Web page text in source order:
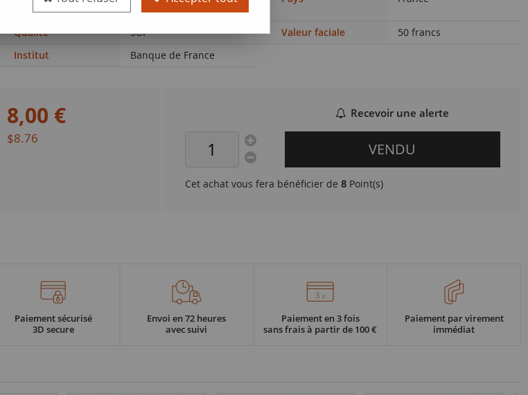
de France (F. 67.10)
Qualité SUP Valeur faciale
50 francs
Institut
Banque de France
8,00 €
$8.76
Recevoir une alerte
VENDU
Cet achat vous fera bénéficier de8 Point(s)
Paiement sécurisé
3D secure
Envoi en 72 heures
avec suivi
Paiement en 3 fois
sans frais à partir de 100 €
Paiement par virement
immédiat